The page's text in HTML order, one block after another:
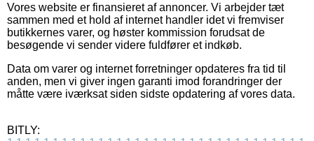
Vores website er finansieret af annoncer. Vi arbejder tæt
sammen med et hold af internet handler idet vi fremviser
butikkernes varer, og høster kommission forudsat de
besøgende vi sender videre fuldfører et indkøb.
Data om varer og internet forretninger opdateres fra tid til
anden, men vi giver ingen garanti imod forandringer der
måtte være iværksat siden sidste opdatering af vores data.
BITLY: